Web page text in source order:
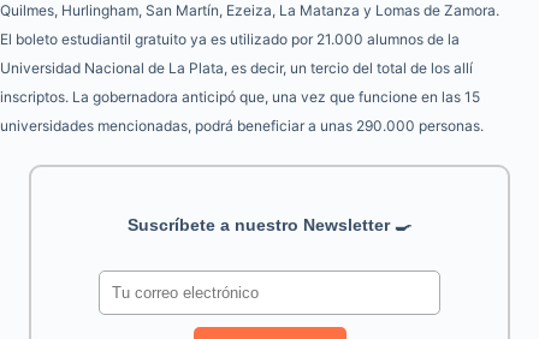
Quilmes, Hurlingham, San Martín, Ezeiza, La Matanza y Lomas de Zamora.
El boleto estudiantil gratuito ya es utilizado por 21.000 alumnos de la
Universidad Nacional de La Plata, es decir, un tercio del total de los allí
inscriptos. La gobernadora anticipó que, una vez que funcione en las 15
universidades mencionadas, podrá beneficiar a unas 290.000 personas.
Suscríbete a nuestro Newsletter 🍳